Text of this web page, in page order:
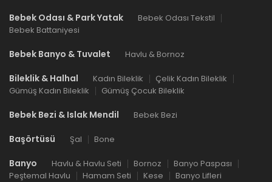
Bebek Odası & Park Yatak
Bebek Odası Tekstil
Bebek Battaniyesi
Bebek Banyo & Tuvalet Havlu & Bornoz
Bileklik & Halhal Kadın Bileklik
Çelik Kadın Bileklik
Gümüş Kadın Bileklik
Gümüş Çocuk Bileklik
Bebek Bezi & Islak Mendil Bebek Bezi
Başörtüsü Şal Bone
Banyo Havlu & Havlu Seti Bornoz
Banyo Paspası
Peştemal Havlu
Hamam Seti Kese Banyo Lifleri